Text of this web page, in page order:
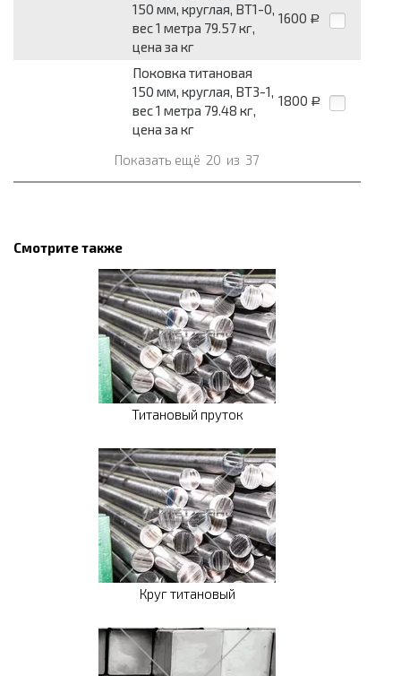
150 мм, круглая, ВТ1-0,
вес 1 метра 79.57 кг,
цена за кг
1600 Р
Поковка титановая
150 мм, круглая, ВТ3-1,
вес 1 метра 79.48 кг,
цена за кг
1800 Р
Показать ещё 20 из 37
Смотрите также
Титановый пруток
Круг титановый